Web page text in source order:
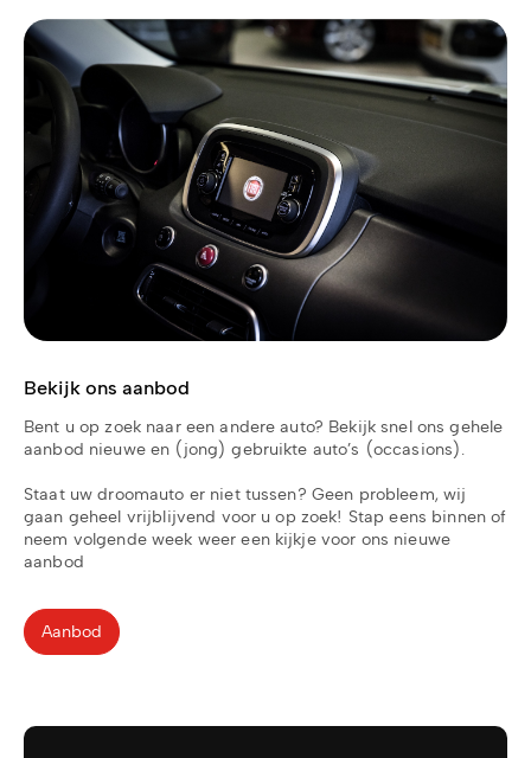
Bekijk ons aanbod
Bent u op zoek naar een andere auto? Bekijk snel ons gehele
aanbod nieuwe en (jong) gebruikte auto’s (occasions).
Staat uw droomauto er niet tussen? Geen probleem, wij
gaan geheel vrijblijvend voor u op zoek! Stap eens binnen of
neem volgende week weer een kijkje voor ons nieuwe
aanbod
Aanbod